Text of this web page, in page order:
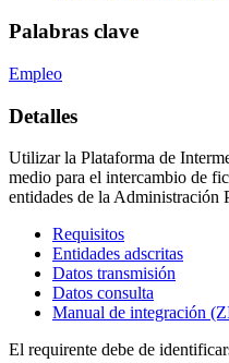
Palabras clave
Empleo
Detalles
Utilizar la Plataforma de
medio para el intercambio de
entidades de la Administración
Requisitos
Entidades adscritas
Datos transmisión
Datos consulta
Manual de integración
El requirente debe de